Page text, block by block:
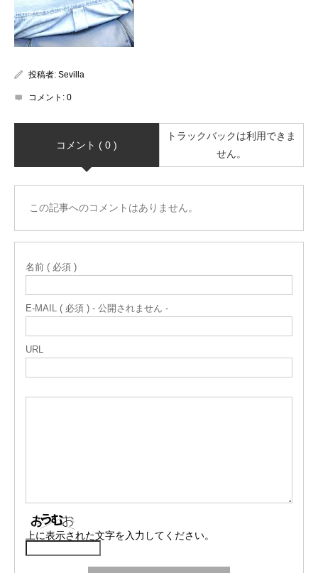
投稿者: Sevilla
コメント: 0
コメント ( 0 )
トラックバックは利用できま
せん。
この記事へのコメントはありません。
名前 ( 必須 )
E-MAIL ( 必須 ) - 公開されません -
URL
上に表示された文字を入力してください。